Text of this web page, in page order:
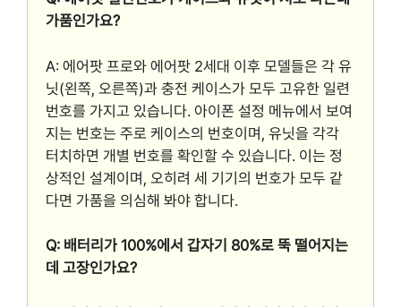
가품인가요?
A: 에어팟 프로와 에어팟 2세대 이후 모델들은 각 유
닛(왼쪽, 오른쪽)과 충전 케이스가 모두 고유한 일련
번호를 가지고 있습니다. 아이폰 설정 메뉴에서 보여
지는 번호는 주로 케이스의 번호이며, 유닛을 각각
터치하면 개별 번호를 확인할 수 있습니다. 이는 정
상적인 설계이며, 오히려 세 기기의 번호가 모두 같
다면 가품을 의심해 봐야 합니다.
Q: 배터리가 100%에서 갑자기 80%로 뚝 떨어지는
데 고장인가요?